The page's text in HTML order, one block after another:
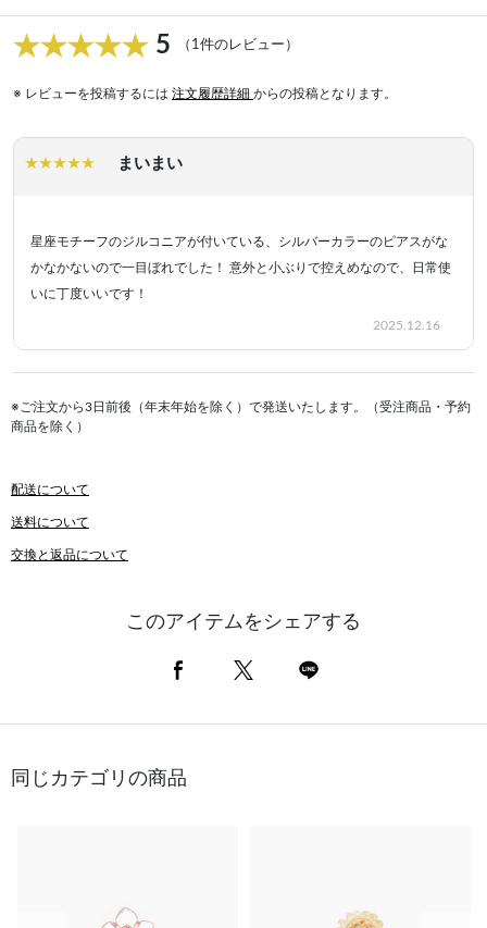
5 （1件のレビュー）
※ レビューを投稿するには 注文履歴詳細 からの投稿となります。
まいまい
星座モチーフのジルコニアが付いている、シルバーカラーのピアスがな
かなかないので一目ぼれでした！ 意外と小ぶりで控えめなので、日常使
いに丁度いいです！
2025.12.16
※ご注文から3日前後（年末年始を除く）で発送いたします。（受注商品・予約
商品を除く）
配送について
送料について
交換と返品について
このアイテムをシェアする
同じカテゴリの商品